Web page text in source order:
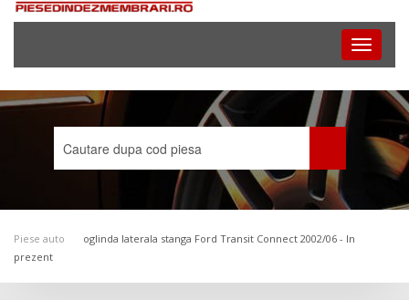
Toggle
Piese auto
oglinda laterala stanga Ford Transit Connect 2002/06 - In
prezent